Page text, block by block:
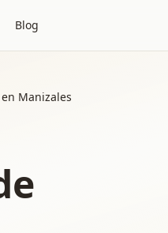
Blog
Manizales